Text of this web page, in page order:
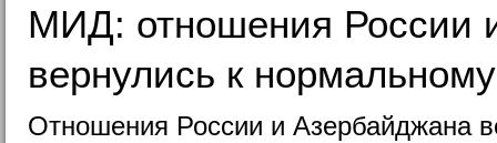
МИД: отношения России
вернулись к
Отношения России и Азербайджана